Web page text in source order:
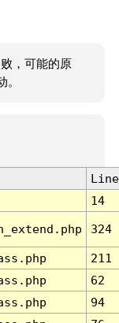
，可能的原
Line
14
324
211
62
94